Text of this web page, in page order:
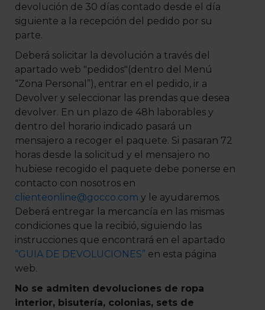
devolución de 30 días contado desde el día
siguiente a la recepción del pedido por su
parte.
Deberá solicitar la devolución a través del
apartado web "pedidos"(dentro del Menú
“Zona Personal”), entrar en el pedido, ir a
Devolver y seleccionar las prendas que desea
devolver. En un plazo de 48h laborables y
dentro del horario indicado pasará un
mensajero a recoger el paquete. Si pasaran 72
horas desde la solicitud y el mensajero no
hubiese recogido el paquete debe ponerse en
contacto con nosotros en
clienteonline@gocco.com y le ayudaremos.
Deberá entregar la mercancía en las mismas
condiciones que la recibió, siguiendo las
instrucciones que encontrará en el apartado
“GUIA DE DEVOLUCIONES” en esta página
web.
No se admiten devoluciones de ropa
interior, bisutería, colonias, sets de